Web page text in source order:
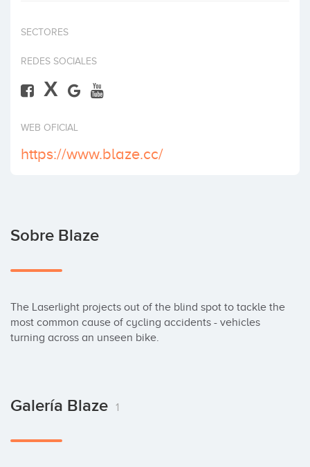
SECTORES
REDES SOCIALES
X
WEB OFICIAL
https://www.blaze.cc/
Sobre Blaze
The Laserlight projects out of the blind spot to tackle the
most common cause of cycling accidents - vehicles
turning across an unseen bike.
Galería Blaze 1